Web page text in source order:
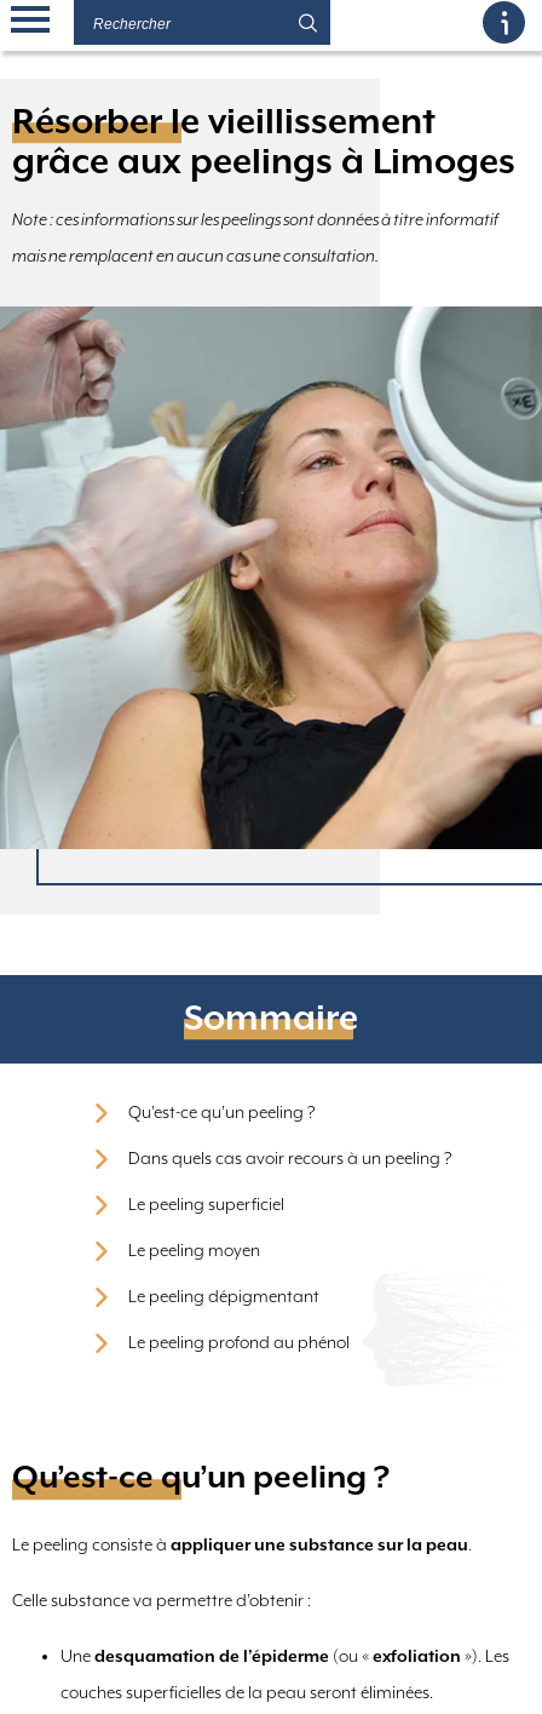
Résorber le vieillissement
grâce aux peelings à Limoges
Note : ces informations sur les peelings sont données à titre informatif
mais ne remplacent en aucun cas une consultation.
Sommaire
Qu’est-ce qu’un peeling ?
Dans quels cas avoir recours à un peeling ?
Le peeling superficiel
Le peeling moyen
Le peeling dépigmentant
Le peeling profond au phénol
Qu’est-ce qu’un peeling ?
Le peeling consiste à appliquer une substance sur la peau.
Celle substance va permettre d’obtenir :
Unedesquamation de l’épiderme (ou «exfoliation »). Les
couches superficielles de la peau seront éliminées.